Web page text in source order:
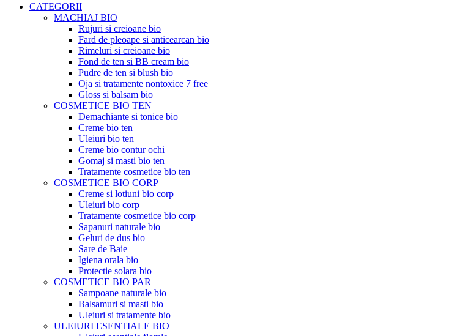
CATEGORII
MACHIAJ BIO
Rujuri si creioane bio
Fard de pleoape si anticearcan bio
Rimeluri si creioane bio
Fond de ten si BB cream bio
Pudre de ten si blush bio
Oja si tratamente nontoxice 7 free
Gloss si balsam bio
COSMETICE BIO TEN
Demachiante si tonice bio
Creme bio ten
Uleiuri bio ten
Creme bio contur ochi
Gomaj si masti bio ten
Tratamente cosmetice bio ten
COSMETICE BIO CORP
Creme si lotiuni bio corp
Uleiuri bio corp
Tratamente cosmetice bio corp
Sapanuri naturale bio
Geluri de dus bio
Sare de Baie
Igiena orala bio
Protectie solara bio
COSMETICE BIO PAR
Sampoane naturale bio
Balsamuri si masti bio
Uleiuri si tratamente bio
ULEIURI ESENTIALE BIO